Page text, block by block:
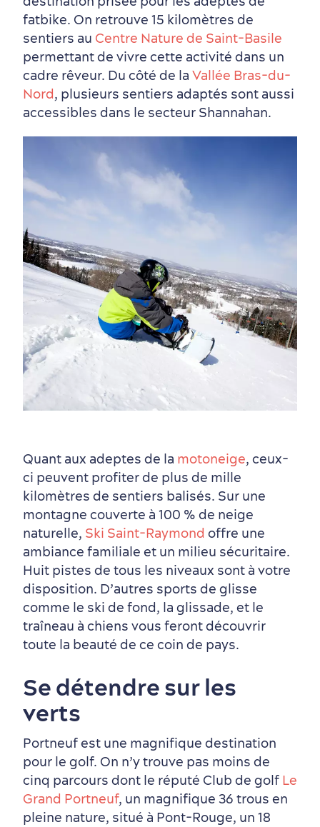
fatbike. On retrouve 15 kilomètres de
sentiers au Centre Nature de Saint-Basile
permettant de vivre cette activité dans un
cadre rêveur. Du côté de la Vallée Bras-du-
Nord, plusieurs sentiers adaptés sont aussi
accessibles dans le secteur Shannahan.
Quant aux adeptes de la motoneige, ceux-
ci peuvent profiter de plus de mille
kilomètres de sentiers balisés. Sur une
montagne couverte à 100 % de neige
naturelle, Ski Saint-Raymond offre une
ambiance familiale et un milieu sécuritaire.
Huit pistes de tous les niveaux sont à votre
disposition. D’autres sports de glisse
comme le ski de fond, la glissade, et le
traîneau à chiens vous feront découvrir
toute la beauté de ce coin de pays.
Se détendre sur les
verts
Portneuf est une magnifique destination
pour le golf. On n’y trouve pas moins de
cinq parcours dont le réputé Club de golf Le
Grand Portneuf, un magnifique 36 trous en
pleine nature, situé à Pont-Rouge, un 18